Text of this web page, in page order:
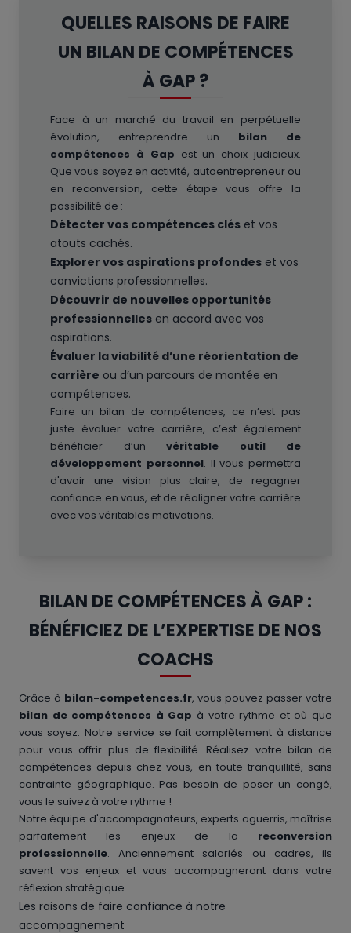
QUELLES RAISONS DE FAIRE
UN BILAN DE COMPÉTENCES
À GAP ?
Face à un marché du travail en perpétuelle
évolution, entreprendre un bilan de
compétences à Gap est un choix judicieux.
Que vous soyez en activité, autoentrepreneur ou
en reconversion, cette étape vous offre la
possibilité de :
Détecter vos compétences clés et vos
atouts cachés.
Explorer vos aspirations profondes et vos
convictions professionnelles.
Découvrir de nouvelles opportunités
professionnelles en accord avec vos
aspirations.
Évaluer la viabilité d’une réorientation de
carrière ou d’un parcours de montée en
compétences.
Faire un bilan de compétences, ce n’est pas
juste évaluer votre carrière, c’est également
bénéficier d’un véritable outil de
développement personnel. Il vous permettra
d'avoir une vision plus claire, de regagner
confiance en vous, et de réaligner votre carrière
avec vos véritables motivations.
BILAN DE COMPÉTENCES À GAP :
BÉNÉFICIEZ DE L’EXPERTISE DE NOS
COACHS
Grâce à bilan-competences.fr, vous pouvez passer votre
bilan de compétences à Gap à votre rythme et où que
vous soyez. Notre service se fait complètement à distance
pour vous offrir plus de flexibilité. Réalisez votre bilan de
compétences depuis chez vous, en toute tranquillité, sans
contrainte géographique. Pas besoin de poser un congé,
vous le suivez à votre rythme !
Notre équipe d'accompagnateurs, experts aguerris, maîtrise
parfaitement les enjeux de la reconversion
professionnelle. Anciennement salariés ou cadres, ils
savent vos enjeux et vous accompagneront dans votre
réflexion stratégique.
Les raisons de faire confiance à notre
accompagnement